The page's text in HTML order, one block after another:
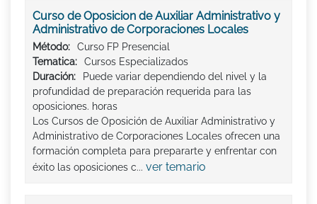
Curso de Oposicion de Auxiliar Administrativo y
Administrativo de Corporaciones Locales
Método:
Curso FP Presencial
Tematica:
Cursos Especializados
Duración:
Puede variar dependiendo del nivel y la
profundidad de preparación requerida para las
oposiciones. horas
Los Cursos de Oposición de Auxiliar Administrativo y
Administrativo de Corporaciones Locales ofrecen una
formación completa para prepararte y enfrentar con
éxito las oposiciones c... ver temario